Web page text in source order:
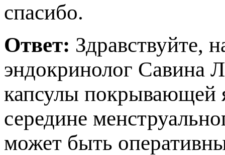
спасибо.
Ответ: Здравствуйте,
эндокринолог Савина
капсулы покрывающей
середине
может быть